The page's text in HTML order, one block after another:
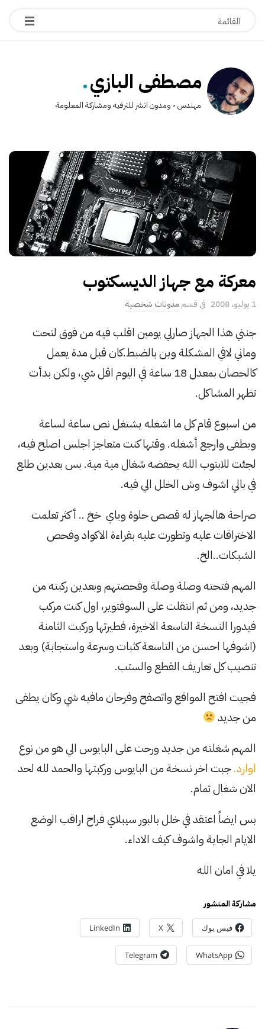
مصطفى البازي.
مهندس ◦ ومدون انشر للترفيه ومشاركة المعلومة
معركة مع جهاز الديسكتوب
P
b
l
i
h
a
t
e
1 يوليو، 2008 مدونات شخصية
جنني هذا الجهاز صارلي يومين اقلب فيه من فوق لتحت
وماني لاقي المشكلة وين بالضبط.كان قبل مدة يعمل
كالحصان بمعدل 18 ساعة في اليوم اقل شي، ولكن بدأت
تظهر المشاكل.
من اسبوع قام كل ما اشغله يشتغل نص ساعة لساعة
ويطفى وارجع أشغله. وقتها كنت متعاجز اجلس اصلح فيه،
لجئت للابتوب الله يحفضه شغال مية مية. بس بعدين طلع
في بالي اشوف وش الخلل الي فيه.
صراحة هالجهاز له قصص حلوة وياي خخ .. أكثر تعلمت
الاختراقات عليه وتطورت عليه بقراءة الاكواد وفحص
الشبكات..الخ.
المهم فتحته وصلة وصلة وفحصتهم وبعدين ركبته من
جديد، ومن ثم انتقلت على السوفتوير، اول كنت مركب
فيدورا النسخة التاسعة الاخيرة، فطيرتها وركبت الثامنة
(اشوفها احسن من التاسعة كثبات وسرعة واستجابة) وبعد
تنصيب كل تعاريف القطع والستب.
فجيت افتح المواقع واتصفح وفرحان مافيه شي وكان يطفى
من جديد
المهم شغلته من جديد ورحت على البايوس الي هو من نوع
اوارد.جبت اخر نسخة من البايوس وركبتها والحمد لله لحد
الان شغال تمام.
بس ايضاً اعتقد في خلل بالبور سيبلاي فراح اراقب الوضع
الايام الجاية واشوف كيف الاداء.
يلا في امان الله
مشاركة المنشور
فيس بوك X
LinkedIn
WhatsApp
Telegram